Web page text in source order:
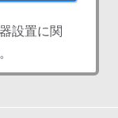
設置に関